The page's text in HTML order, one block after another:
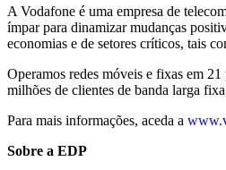
A Vodafone é uma empresa de
ímpar para dinamizar mudanças
economias e de setores críticos, tais
Operamos redes móveis e fixas em
milhões de clientes de banda larga
Para mais informações, aceda a
Sobre a EDP